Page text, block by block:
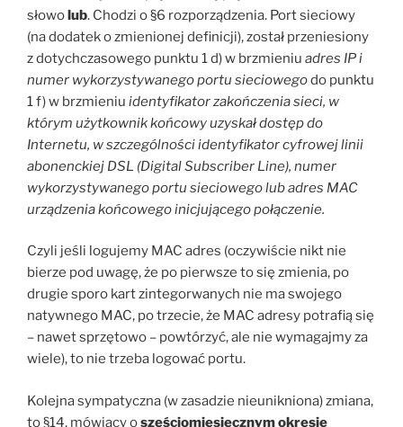
słowolub. Chodzi o §6 rozporządzenia. Port sieciowy
(na dodatek o zmienionej definicji), został przeniesiony
z dotychczasowego punktu 1 d) w brzmieniu adres IP i
numer wykorzystywanego portu sieciowegodo punktu
1 f) w brzmieniu identyfikator zakończenia sieci, w
którym użytkownik końcowy uzyskał dostęp do
Internetu, w szczególności identyfikator cyfrowej linii
abonenckiej DSL (Digital Subscriber Line), numer
wykorzystywanego portu sieciowego lub adres MAC
urządzenia końcowego inicjującego połączenie.
Czyli jeśli logujemy MAC adres (oczywiście nikt nie
bierze pod uwagę, że po pierwsze to się zmienia, po
drugie sporo kart zintegorwanych nie ma swojego
natywnego MAC, po trzecie, że MAC adresy potrafią się
– nawet sprzętowo – powtórzyć, ale nie wymagajmy za
wiele), to nie trzeba logować portu.
Kolejna sympatyczna (w zasadzie nieunikniona) zmiana,
to §14, mówiący osześciomiesięcznym okresie